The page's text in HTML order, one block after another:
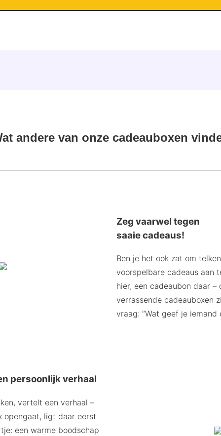
andere van onze cadeauboxen
Zeg vaarwel tegen
saaie cadeaus!
Ben je het ook zat om
voorspelbare cadeaus aan
hier, een cadeaubon daar –
verrassende cadeauboxen
vraag: “Wat geef je iemand
persoonlijk verhaal
vertelt een verhaal –
opengaat, ligt daar eerst
een warme boodschap